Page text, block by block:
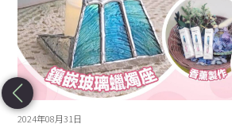
2024年08月31日